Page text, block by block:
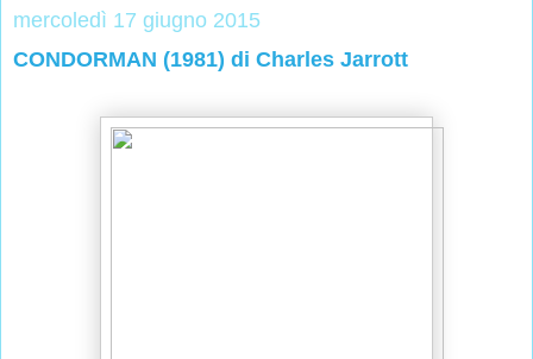
mercoledì 17 giugno 2015
CONDORMAN (1981) di Charles Jarrott